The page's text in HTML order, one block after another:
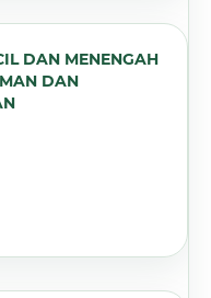
DAN MENENGAH
DAN